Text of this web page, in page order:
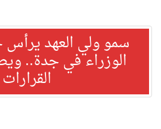
سمو ولي العهد
الوزراء في جدة..
القرارات